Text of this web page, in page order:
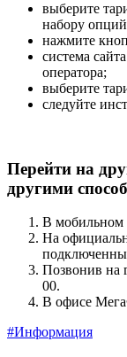
выберите
набору
нажмите
система
оператора;
выберите
следуйте
Перейти на
другими
В мобильном
На
Позвонив на
00.
В офисе
#Информация